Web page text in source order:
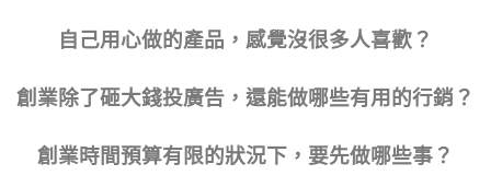
自己用心做的產品，感覺沒很多人喜歡？
創業除了砸大錢投廣告，還能做哪些有用的行銷？
創業時間預算有限的狀況下，要先做哪些事？